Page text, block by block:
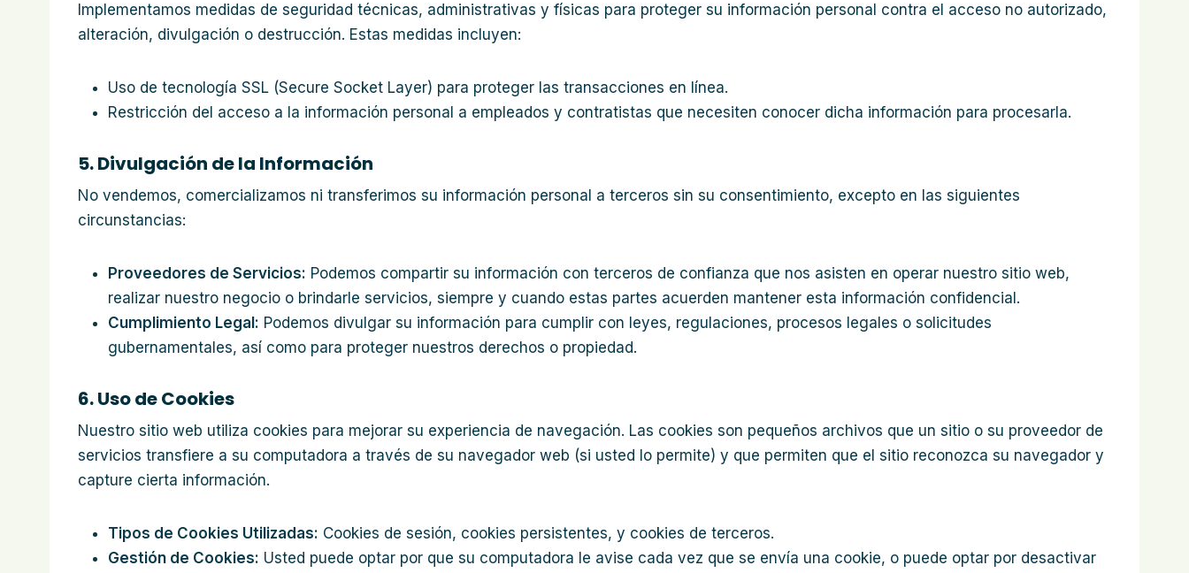
Implementamos medidas de seguridad técnicas, administrativas y físicas para proteger su información personal contra el acceso no autorizado,
alteración, divulgación o destrucción. Estas medidas incluyen:
Uso de tecnología SSL (Secure Socket Layer) para proteger las transacciones en línea.
Restricción del acceso a la información personal a empleados y contratistas que necesiten conocer dicha información para procesarla.
5. Divulgación de la Información
No vendemos, comercializamos ni transferimos su información personal a terceros sin su consentimiento, excepto en las siguientes
circunstancias:
Proveedores de Servicios: Podemos compartir su información con terceros de confianza que nos asisten en operar nuestro sitio web,
realizar nuestro negocio o brindarle servicios, siempre y cuando estas partes acuerden mantener esta información confidencial.
Cumplimiento Legal: Podemos divulgar su información para cumplir con leyes, regulaciones, procesos legales o solicitudes
gubernamentales, así como para proteger nuestros derechos o propiedad.
6. Uso de Cookies
Nuestro sitio web utiliza cookies para mejorar su experiencia de navegación. Las cookies son pequeños archivos que un sitio o su proveedor de
servicios transfiere a su computadora a través de su navegador web (si usted lo permite) y que permiten que el sitio reconozca su navegador y
capture cierta información.
Tipos de Cookies Utilizadas: Cookies de sesión, cookies persistentes, y cookies de terceros.
Gestión de Cookies: Usted puede optar por que su computadora le avise cada vez que se envía una cookie, o puede optar por desactivar